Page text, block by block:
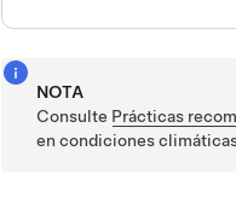
NOTA
Consulte Prácticas
en condiciones